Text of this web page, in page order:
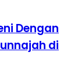
Dengan
di